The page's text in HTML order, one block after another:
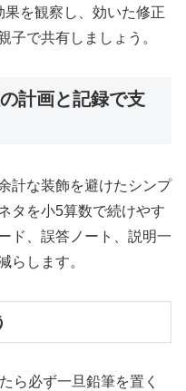
を観察し、効いた修正
子で共有しましょう。
計画と記録で支
計な装飾を避けたシンプ
タを小5算数で続けやす
ド、誤答ノート、説明一
らします。
ら必ず一旦鉛筆を置く